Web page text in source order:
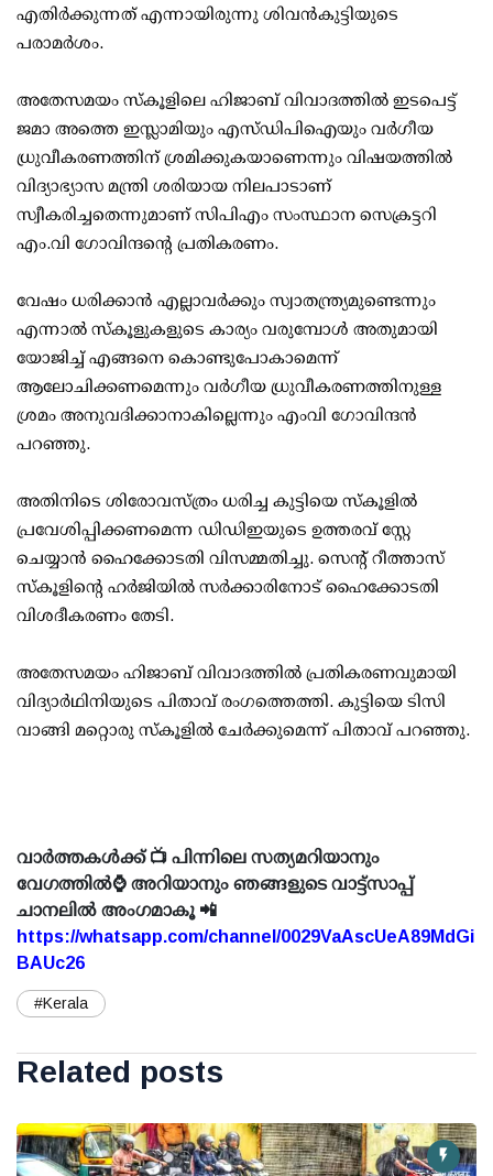
എതിര്‍ക്കുന്നത് എന്നായിരുന്നു ശിവന്‍കുട്ടിയുടെ
പരാമര്‍ശം.
അതേസമയം സ്‌കൂളിലെ ഹിജാബ് വിവാദത്തില്‍ ഇടപെട്ട്
ജമാ അത്തെ ഇസ്ലാമിയും എസ്ഡിപിഐയും വര്‍ഗീയ
ധ്രുവീകരണത്തിന് ശ്രമിക്കുകയാണെന്നും വിഷയത്തില്‍
വിദ്യാഭ്യാസ മന്ത്രി ശരിയായ നിലപാടാണ്
സ്വീകരിച്ചതെന്നുമാണ് സിപിഎം സംസ്ഥാന സെക്രട്ടറി
എം.വി ഗോവിന്ദന്റെ പ്രതികരണം.
വേഷം ധരിക്കാന്‍ എല്ലാവര്‍ക്കും സ്വാതന്ത്ര്യമുണ്ടെന്നും
എന്നാല്‍ സ്‌കൂളുകളുടെ കാര്യം വരുമ്പോള്‍ അതുമായി
യോജിച്ച് എങ്ങനെ കൊണ്ടുപോകാമെന്ന്
ആലോചിക്കണമെന്നും വര്‍ഗീയ ധ്രുവീകരണത്തിനുള്ള
ശ്രമം അനുവദിക്കാനാകില്ലെന്നും എംവി ഗോവിന്ദന്‍
പറഞ്ഞു.
അതിനിടെ ശിരോവസ്ത്രം ധരിച്ച കുട്ടിയെ സ്‌കൂളില്‍
പ്രവേശിപ്പിക്കണമെന്ന ഡിഡിഇയുടെ ഉത്തരവ് സ്റ്റേ
ചെയ്യാന്‍ ഹൈക്കോടതി വിസമ്മതിച്ചു. സെന്റ് റീത്താസ്
സ്‌കൂളിന്റെ ഹര്‍ജിയില്‍ സര്‍ക്കാരിനോട് ഹൈക്കോടതി
വിശദീകരണം തേടി.
അതേസമയം ഹിജാബ് വിവാദത്തില്‍ പ്രതികരണവുമായി
വിദ്യാര്‍ഥിനിയുടെ പിതാവ് രംഗത്തെത്തി. കുട്ടിയെ ടിസി
വാങ്ങി മറ്റൊരു സ്‌കൂളില്‍ ചേര്‍ക്കുമെന്ന് പിതാവ് പറഞ്ഞു.
വാർത്തകൾക്ക് 📺 പിന്നിലെ സത്യമറിയാനും
വേഗത്തിൽ⌚ അറിയാനും ഞങ്ങളുടെ വാട്ട്സാപ്പ്
ചാനലിൽ അംഗമാകൂ 📲
https://whatsapp.com/channel/0029VaAscUeA89MdGi
BAUc26
#Kerala
Related posts